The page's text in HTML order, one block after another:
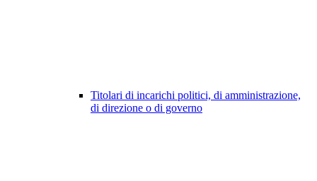
Titolari di incarichi politici, di amministrazione,
di direzione o di governo